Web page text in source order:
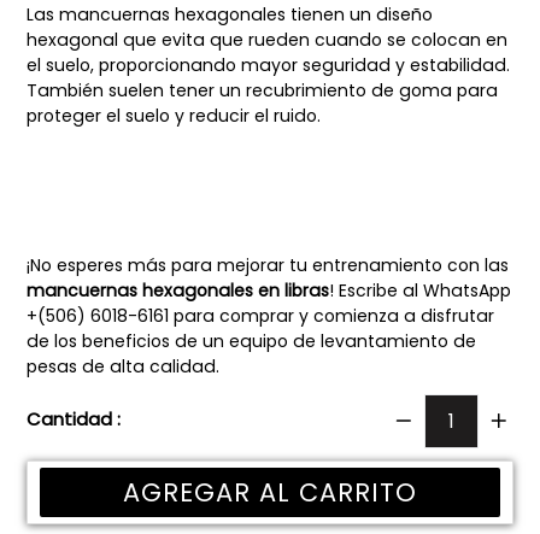
Las mancuernas hexagonales tienen un diseño
hexagonal que evita que rueden cuando se colocan en
el suelo, proporcionando mayor seguridad y estabilidad.
También suelen tener un recubrimiento de goma para
proteger el suelo y reducir el ruido.
¡No esperes más para mejorar tu entrenamiento con las
mancuernas hexagonales en libras! Escribe al WhatsApp
+(506) 6018-6161 para comprar y comienza a disfrutar
de los beneficios de un equipo de levantamiento de
pesas de alta calidad.
Cantidad :
AGREGAR AL CARRITO